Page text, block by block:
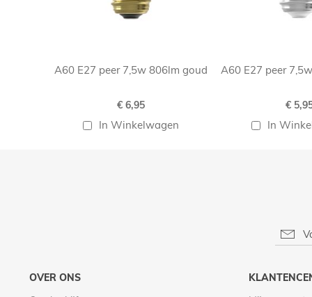
A60 E27 peer 7,5w 806lm goud
€ 6,95
In Winkelwagen
A60 E27 peer
€
In
OVER ONS